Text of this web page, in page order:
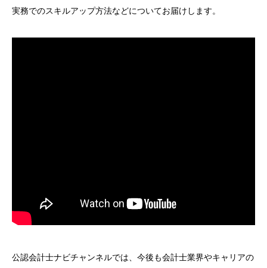
実務でのスキルアップ方法などについてお届けします。
公認会計士ナビチャンネルでは、今後も会計士業界やキャリアの